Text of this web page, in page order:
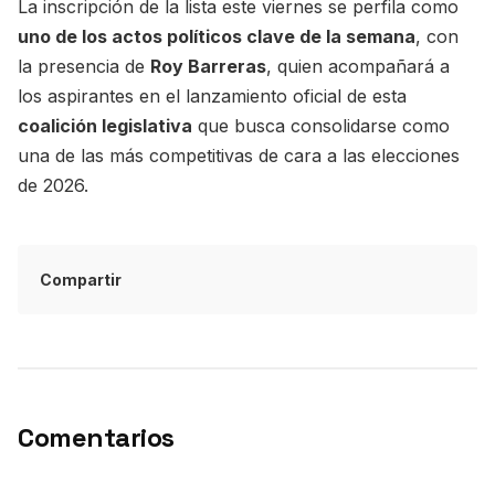
La inscripción de la lista este viernes se perfila como
uno de los actos políticos clave de la semana, con
la presencia de Roy Barreras, quien acompañará a
los aspirantes en el lanzamiento oficial de esta
coalición legislativa que busca consolidarse como
una de las más competitivas de cara a las elecciones
de 2026.
Compartir
Comentarios